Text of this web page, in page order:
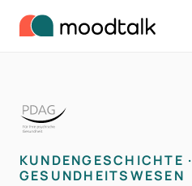
KUNDENGESCHICHTE ·
GESUNDHEITSWESEN